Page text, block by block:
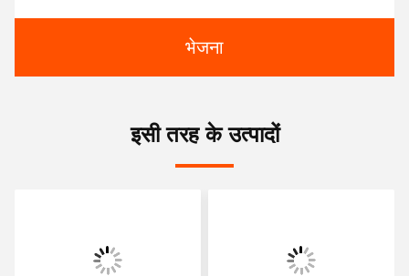
भेजना
इसी तरह के उत्पादों